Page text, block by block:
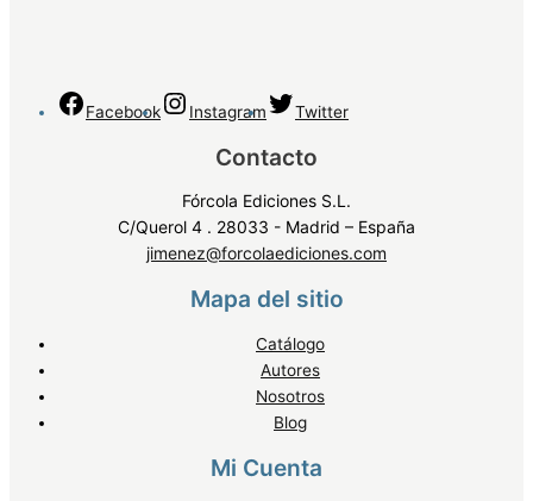
Facebook Instagram Twitter
Contacto
Fórcola Ediciones S.L.
C/Querol 4 . 28033 - Madrid – España
jimenez@forcolaediciones.com
Mapa del sitio
Catálogo
Autores
Nosotros
Blog
Mi Cuenta